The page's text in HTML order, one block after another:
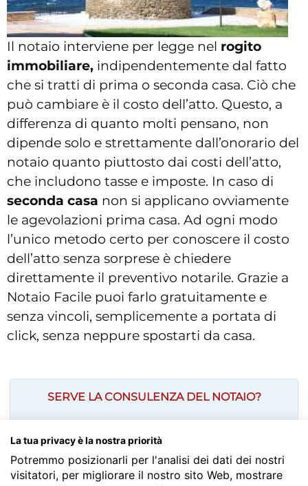
Il notaio interviene per legge nel rogito
immobiliare, indipendentemente dal fatto
che si tratti di prima o seconda casa. Ciò che
può cambiare è il costo dell’atto. Questo, a
differenza di quanto molti pensano, non
dipende solo e strettamente dall’onorario del
notaio quanto piuttosto dai costi dell’atto,
che includono tasse e imposte. In caso di
seconda casa non si applicano ovviamente
le agevolazioni prima casa. Ad ogni modo
l’unico metodo certo per conoscere il costo
dell’atto senza sorprese è chiedere
direttamente il preventivo notarile. Grazie a
Notaio Facile puoi farlo gratuitamente e
senza vincoli, semplicemente a portata di
click, senza neppure spostarti da casa.
SERVE LA CONSULENZA DEL NOTAIO?
La tua privacy è la nostra priorità
Potremmo posizionarli per l'analisi dei dati dei nostri
visitatori, per migliorare il nostro sito Web, mostrare